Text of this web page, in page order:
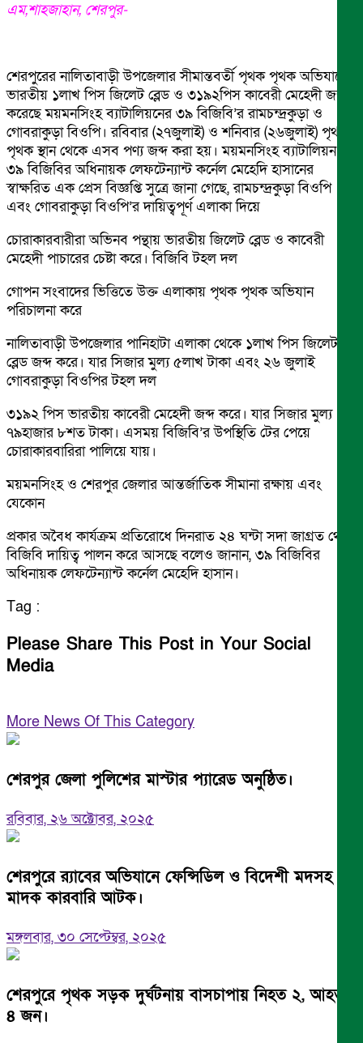
এম,শাহজাহান, শেরপুর-
শেরপুরের নালিতাবাড়ী উপজেলার সীমান্তবর্তী পৃথক পৃথক অভিযানে
ভারতীয় ১লাখ পিস জিলেট ব্লেড ও ৩১৯২পিস কাবেরী মেহেদী জব্দ
করেছে ময়মনসিংহ ব্যাটালিয়নের ৩৯ বিজিবি’র রামচন্দ্রকুড়া ও
গোবরাকুড়া বিওপি। রবিবার (২৭জুলাই) ও শনিবার (২৬জুলাই) পৃথক
পৃথক স্থান থেকে এসব পণ্য জব্দ করা হয়। ময়মনসিংহ ব্যাটালিয়ন
৩৯ বিজিবির অধিনায়ক লেফটেন্যান্ট কর্নেল মেহেদি হাসানের
স্বাক্ষরিত এক প্রেস বিজ্ঞপ্তি সুত্রে জানা গেছে, রামচন্দ্রকুড়া বিওপি
এবং গোবরাকুড়া বিওপি’র দায়িত্বপূর্ণ এলাকা দিয়ে
চোরাকারবারীরা অভিনব পন্থায় ভারতীয় জিলেট ব্লেড ও কাবেরী
মেহেদী পাচারের চেষ্টা করে। বিজিবি টহল দল
গোপন সংবাদের ভিত্তিতে উক্ত এলাকায় পৃথক পৃথক অভিযান
পরিচালনা করে
নালিতাবাড়ী উপজেলার পানিহাটা এলাকা থেকে ১লাখ পিস জিলেট
ব্লেড জব্দ করে। যার সিজার মুল্য ৫লাখ টাকা এবং ২৬ জুলাই
গোবরাকুড়া বিওপির টহল দল
৩১৯২ পিস ভারতীয় কাবেরী মেহেদী জব্দ করে। যার সিজার মুল্য
৭৯হাজার ৮শত টাকা। এসময় বিজিবি’র উপস্থিতি টের পেয়ে
চোরাকারবারিরা পালিয়ে যায়।
ময়মনসিংহ ও শেরপুর জেলার আন্তর্জাতিক সীমানা রক্ষায় এবং
যেকোন
প্রকার অবৈধ কার্যক্রম প্রতিরোধে দিনরাত ২৪ ঘন্টা সদা জাগ্রত থেকে
বিজিবি দায়িত্ব পালন করে আসছে বলেও জানান, ৩৯ বিজিবির
অধিনায়ক লেফটেন্যান্ট কর্নেল মেহেদি হাসান।
Tag :
Please Share This Post in Your Social
Media
More News Of This Category
শেরপুর জেলা পুলিশের মাস্টার প্যারেড অনুষ্ঠিত।
রবিবার, ২৬ অক্টোবর, ২০২৫
শেরপুরে র‌্যাবের অভিযানে ফেন্সিডিল ও বিদেশী মদসহ ৬
মাদক কারবারি আটক।
মঙ্গলবার, ৩০ সেপ্টেম্বর, ২০২৫
শেরপুরে পৃথক সড়ক দুর্ঘটনায় বাসচাপায় নিহত ২, আহত
৪ জন।